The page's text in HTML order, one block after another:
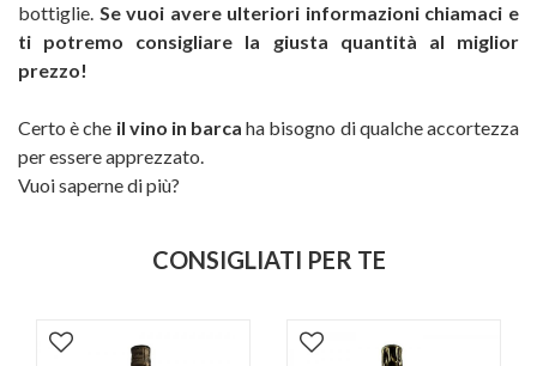
bottiglie. Se vuoi avere ulteriori informazioni chiamaci e
ti potremo consigliare la giusta quantità al miglior
prezzo!
Certo è che il vino in barca ha bisogno di qualche accortezza
per essere apprezzato.
Vuoi saperne di più?
CONSIGLIATI PER TE